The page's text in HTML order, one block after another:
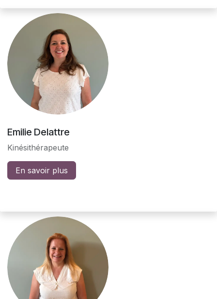
Emilie Delattre
Kinésithérapeute
En savoir plus